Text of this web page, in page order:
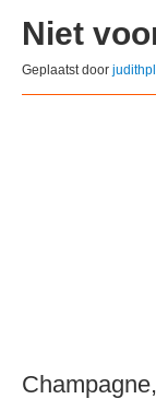
Niet
Geplaatst door